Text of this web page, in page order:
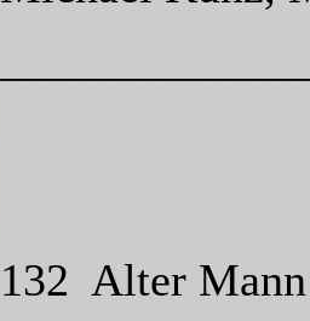
132 Alter